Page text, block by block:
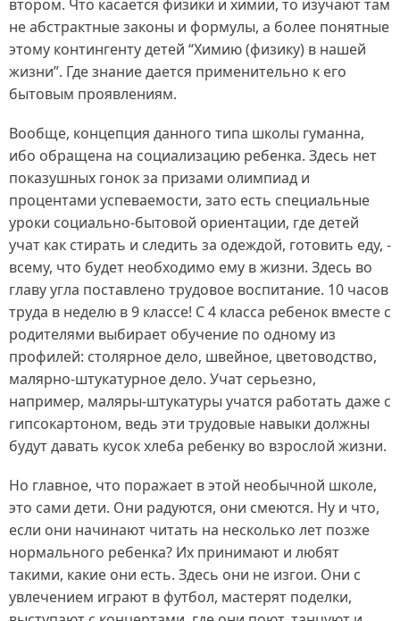
втором. Что касается физики и химии, то изучают там
не абстрактные законы и формулы, а более понятные
этому контингенту детей “Химию (физику) в нашей
жизни”. Где знание дается применительно к его
бытовым проявлениям.
Вообще, концепция данного типа школы гуманна,
ибо обращена на социализацию ребенка. Здесь нет
показушных гонок за призами олимпиад и
процентами успеваемости, зато есть специальные
уроки социально-бытовой ориентации, где детей
учат как стирать и следить за одеждой, готовить еду, -
всему, что будет необходимо ему в жизни. Здесь во
главу угла поставлено трудовое воспитание. 10 часов
труда в неделю в 9 классе! С 4 класса ребенок вместе с
родителями выбирает обучение по одному из
профилей: столярное дело, швейное, цветоводство,
малярно-штукатурное дело. Учат серьезно,
например, маляры-штукатуры учатся работать даже с
гипсокартоном, ведь эти трудовые навыки должны
будут давать кусок хлеба ребенку во взрослой жизни.
Но главное, что поражает в этой необычной школе,
это сами дети. Они радуются, они смеются. Ну и что,
если они начинают читать на несколько лет позже
нормального ребенка? Их принимают и любят
такими, какие они есть. Здесь они не изгои. Они с
увлечением играют в футбол, мастерят поделки,